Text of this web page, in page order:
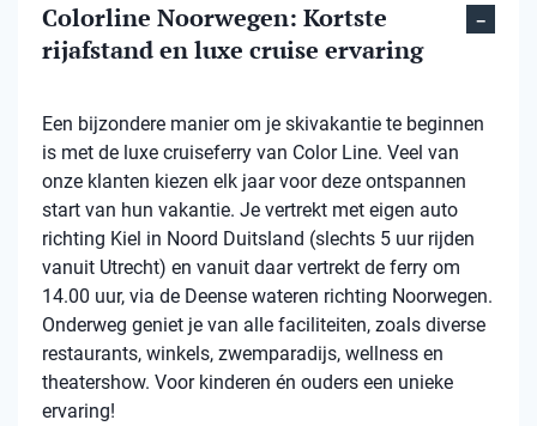
Colorline Noorwegen: Kortste
rijafstand en luxe cruise ervaring
Een bijzondere manier om je skivakantie te beginnen
is met de luxe cruiseferry van Color Line. Veel van
onze klanten kiezen elk jaar voor deze ontspannen
start van hun vakantie. Je vertrekt met eigen auto
richting Kiel in Noord Duitsland (slechts 5 uur rijden
vanuit Utrecht) en vanuit daar vertrekt de ferry om
14.00 uur, via de Deense wateren richting Noorwegen.
Onderweg geniet je van alle faciliteiten, zoals diverse
restaurants, winkels, zwemparadijs, wellness en
theatershow. Voor kinderen én ouders een unieke
ervaring!